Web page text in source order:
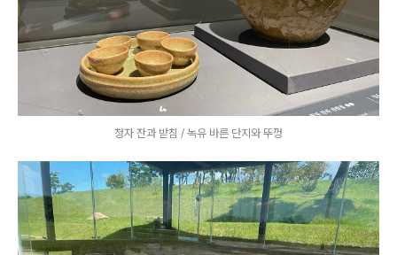
청자 잔과 받침 / 녹유 바른 단지와 뚜껑